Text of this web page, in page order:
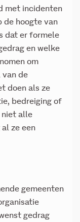
met incidenten
de hoogte van
dat er formele
en welke
om
van de
doen als ze
bedreiging of
niet alle
ze een
gemeenten
gedrag